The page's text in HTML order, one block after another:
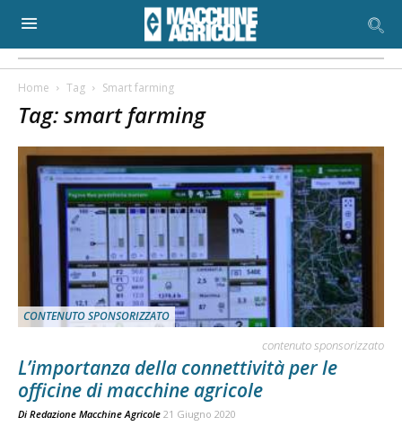
Home Tag Smart farming
Tag: smart farming
CONTENUTO SPONSORIZZATO
contenuto sponsorizzato
L’importanza della connettività per le
officine di macchine agricole
Di Redazione Macchine Agricole 21 Giugno 2020